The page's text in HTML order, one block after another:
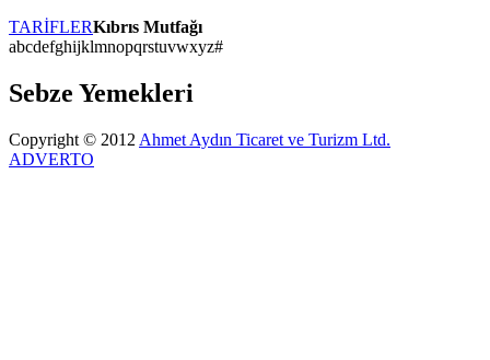
TARİFLERKıbrıs Mutfağı
abcdefghijklmnopqrstuvwxyz#
Sebze Yemekleri
Copyright © 2012 Ahmet Aydın Ticaret ve Turizm Ltd.
ADVERTO